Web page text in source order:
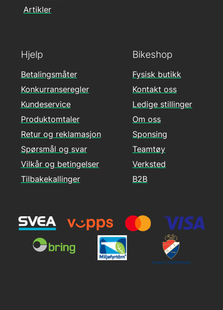
Hjelp
Betalingsmåter
Konkurranseregler
Kundeservice
Produktomtaler
Retur og reklamasjon
Spørsmål og svar
Vilkår og betingelser
Tilbakekallinger
Artikler
Bikeshop
Fysisk butikk
Kontakt oss
Ledige stillinger
Om oss
Sponsing
Teamtøy
Verksted
B2B